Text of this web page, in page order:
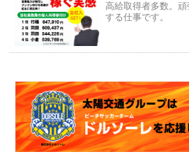
高給取得者多数。
する仕事です。